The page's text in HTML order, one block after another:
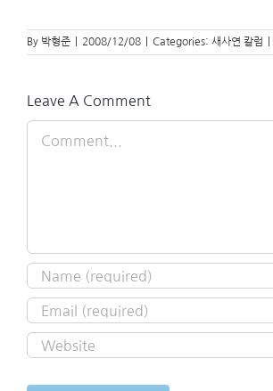
By 박형준 2008/12/08 Categories: 새사연 칼럼
Leave A Comment